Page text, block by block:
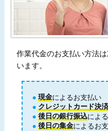
作業代金のお支払い方法
います。
現金によるお支払い
クレジットカード決済
後日の銀行振込によ
後日の集金によるお